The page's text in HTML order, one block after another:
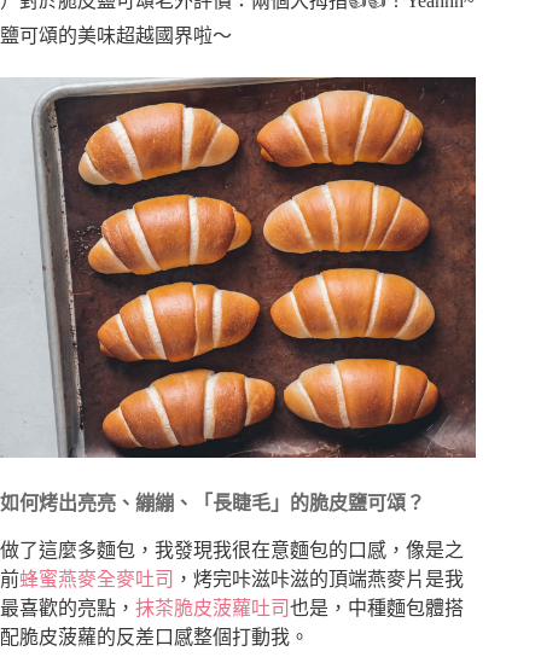
鹽可頌的美味超越國界啦～
如何烤出亮亮、繃繃、「長睫毛」的脆皮鹽可頌？
做了這麼多麵包，我發現我很在意麵包的口感，像是之
前蜂蜜燕麥全麥吐司 ，烤完咔滋咔滋的頂端燕麥片是我
最喜歡的亮點， 抹茶脆皮菠蘿吐司 也是，中種麵包體搭
配脆皮菠蘿的反差口感整個打動我。